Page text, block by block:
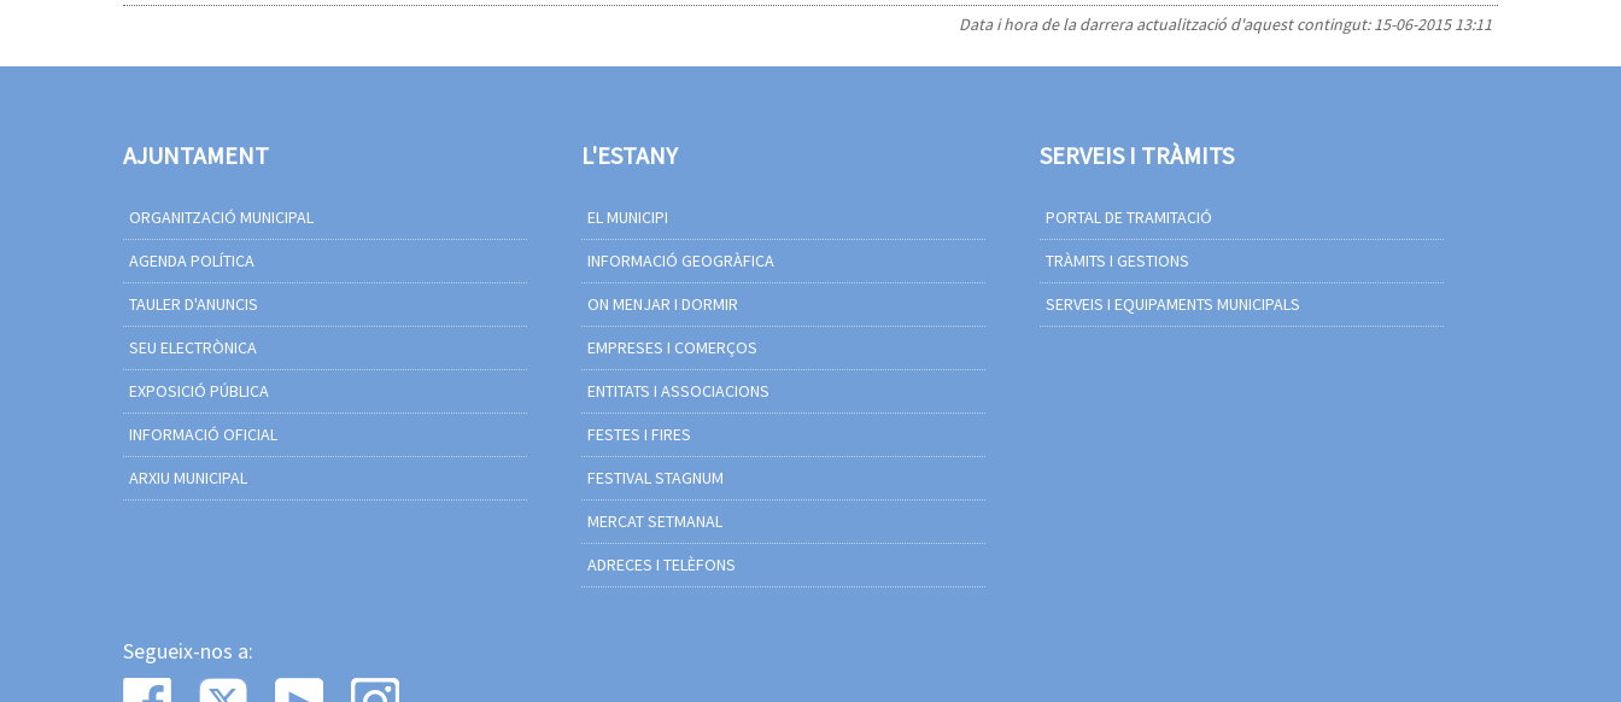
Data i hora de la darrera actualització d'aquest contingut:15-06-2015 13:11
AJUNTAMENT
ORGANITZACIÓ MUNICIPAL
AGENDA POLÍTICA
TAULER D'ANUNCIS
SEU ELECTRÒNICA
EXPOSICIÓ PÚBLICA
INFORMACIÓ OFICIAL
ARXIU MUNICIPAL
L'ESTANY
EL MUNICIPI
INFORMACIÓ GEOGRÀFICA
ON MENJAR I DORMIR
EMPRESES I COMERÇOS
ENTITATS I ASSOCIACIONS
FESTES I FIRES
FESTIVAL STAGNUM
MERCAT SETMANAL
ADRECES I TELÈFONS
SERVEIS I TRÀMITS
PORTAL DE TRAMITACIÓ
TRÀMITS I GESTIONS
SERVEIS I EQUIPAMENTS MUNICIPALS
Segueix-nos a: